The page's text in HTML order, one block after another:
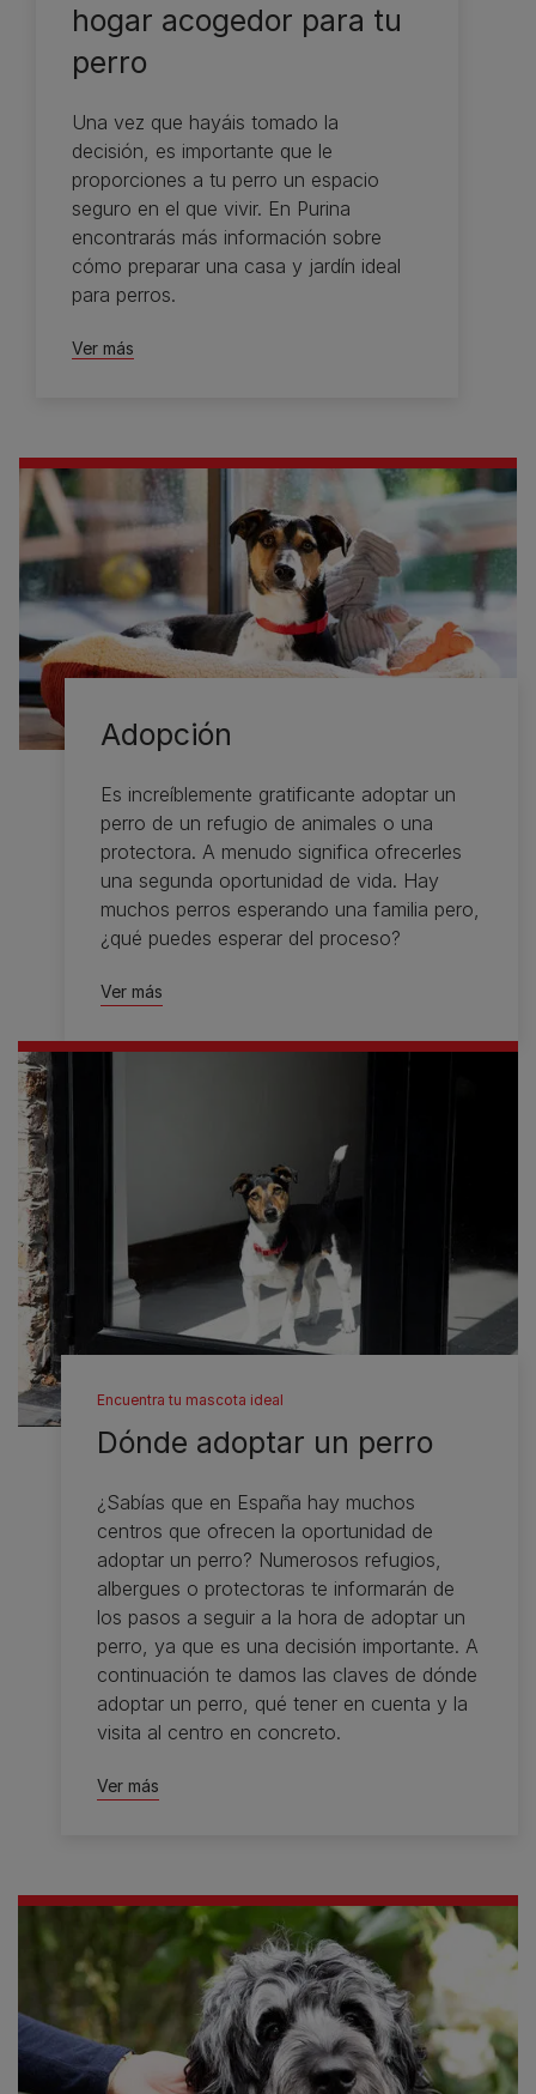
hogar acogedor para tu
perro
Una vez que hayáis tomado la
decisión, es importante que le
proporciones a tu perro un espacio
seguro en el que vivir. En Purina
encontrarás más información sobre
cómo preparar una casa y jardín ideal
para perros.
Ver más
Adopción
Es increíblemente gratificante adoptar un
perro de un refugio de animales o una
protectora. A menudo significa ofrecerles
una segunda oportunidad de vida. Hay
muchos perros esperando una familia pero,
¿qué puedes esperar del proceso?
Ver más
Encuentra tu mascota ideal
Dónde adoptar un perro
¿Sabías que en España hay muchos
centros que ofrecen la oportunidad de
adoptar un perro? Numerosos refugios,
albergues o protectoras te informarán de
los pasos a seguir a la hora de adoptar un
perro, ya que es una decisión importante. A
continuación te damos las claves de dónde
adoptar un perro, qué tener en cuenta y la
visita al centro en concreto.
Ver más